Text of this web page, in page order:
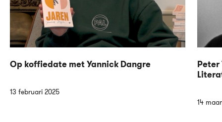
13 februari 2025
Op koffiedate met Yannick Dangre
14
Peter